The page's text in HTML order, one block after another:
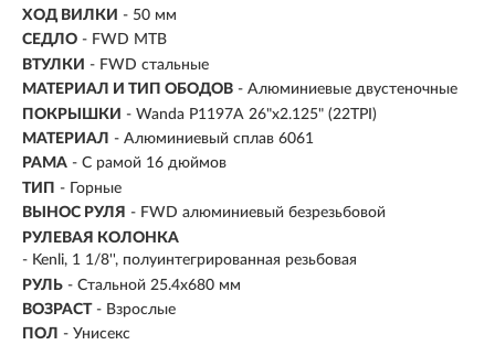
ХОД ВИЛКИ - 50 мм
СЕДЛО - FWD MTB
ВТУЛКИ - FWD стальные
МАТЕРИАЛ И ТИП ОБОДОВ - Алюминиевые двустеночные
ПОКРЫШКИ - Wanda P1197A 26"x2.125" (22TPI)
МАТЕРИАЛ - Алюминиевый сплав 6061
РАМА - С рамой 16 дюймов
ТИП - Горные
ВЫНОС РУЛЯ - FWD алюминиевый безрезьбовой
РУЛЕВАЯ КОЛОНКА
- Kenli, 1 1/8'', полуинтегрированная резьбовая
РУЛЬ - Стальной 25.4х680 мм
ВОЗРАСТ - Взрослые
ПОЛ - Унисекс